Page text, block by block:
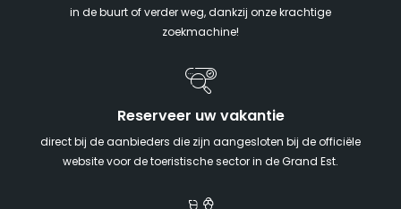
in de buurt of verder weg, dankzij onze krachtige
zoekmachine!
Reserveer uw vakantie
direct bij de aanbieders die zijn aangesloten bij de officiële
website voor de toeristische sector in de Grand Est.